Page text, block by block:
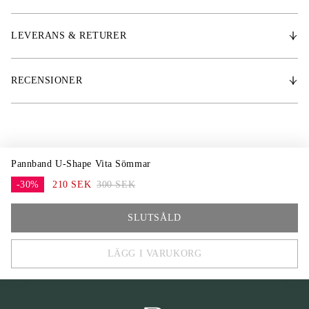
LEVERANS & RETURER
RECENSIONER
Pannband U-Shape Vita Sömmar
-30%
210 SEK 300 SEK
SLUTSÅLD
COB
X-FULL
LÄGG I VARUKORG